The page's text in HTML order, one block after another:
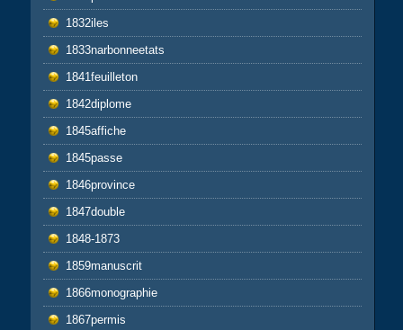
1832iles
1833narbonneetats
1841feuilleton
1842diplome
1845affiche
1845passe
1846province
1847double
1848-1873
1859manuscrit
1866monographie
1867permis